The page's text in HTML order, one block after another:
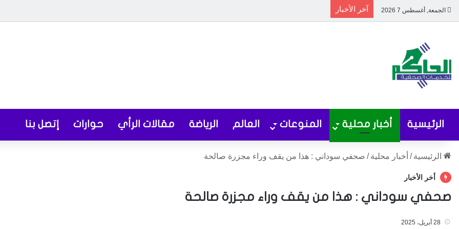
الجمعة, أغسطس 7 2026 آخر الأخبار
الرئيسية أخبار محلية المنوعات العالم الرياضة مقالات الرأي حوارات إتصل بنا
الرئيسية / أخبار محلية / صحفي سوداني : هذا من يقف وراء مجزرة صالحة
أخر الأخبار
صحفي سوداني : هذا من يقف وراء مجزرة صالحة
28 أبريل، 2025